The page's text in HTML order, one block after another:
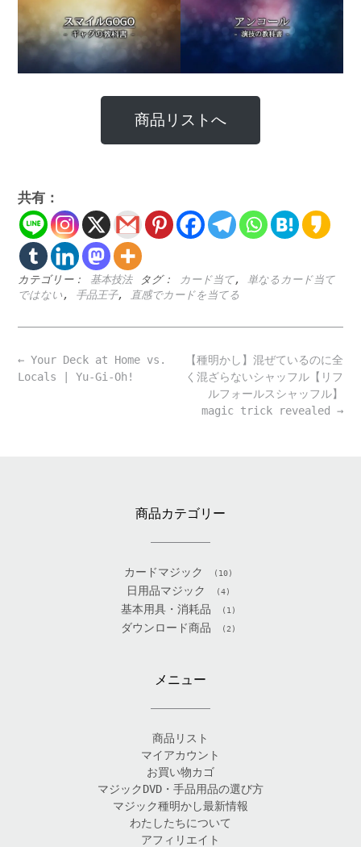
商品リストへ
共有：
カテゴリー： 基本技法 タグ： カード当て, 単なるカード当て
ではない , 手品王子, 直感でカードを当てる
Post
navigation
【種明かし】混ぜているのに全
く混ざらないシャッフル【リフ
ルフォールスシャッフル】
magic trick revealed →
← Your Deck at Home vs.
Locals | Yu-Gi-Oh!
商品カテゴリー
カードマジック (10)
日用品マジック (4)
基本用具・消耗品 (1)
ダウンロード商品 (2)
メニュー
商品リスト
マイアカウント
お買い物カゴ
マジックDVD・手品用品の選び方
マジック種明かし最新情報
わたしたちについて
アフィリエイト